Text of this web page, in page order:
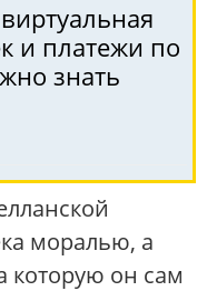
и платежи по
знать
моралью, а
которую он сам